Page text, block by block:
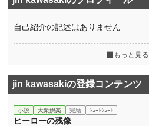
自己紹介の記述はありません
もっと見る
jin kawasakiの登録コンテンツ
小説 大衆娯楽 完結 ｼｮｰﾄｼｮｰﾄ
ヒーローの残像